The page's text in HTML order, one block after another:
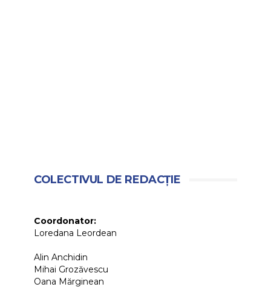
COLECTIVUL DE REDACȚIE
Coordonator:
Loredana Leordean
Alin Anchidin
Mihai Grozăvescu
Oana Mărginean